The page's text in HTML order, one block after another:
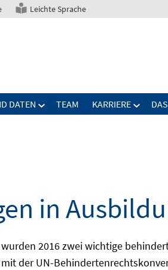
Leichte Sprache
DATEN TEAM KARRIERE
in
2016 zwei wichtige
der UN-